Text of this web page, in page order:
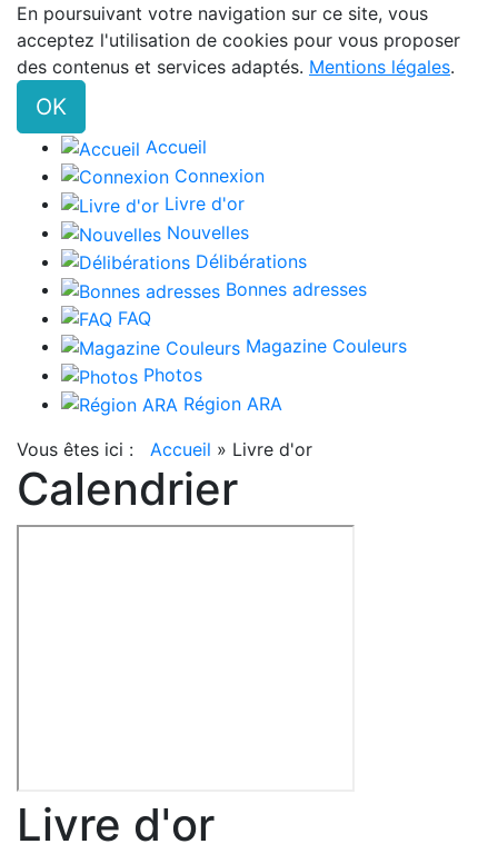
En poursuivant votre navigation sur ce site, vous
acceptez l'utilisation de cookies pour vous proposer
des contenus et services adaptés. Mentions légales.
OK
Accueil
Connexion
Livre d'or
Nouvelles
Délibérations
Bonnes adresses
FAQ
Magazine Couleurs
Photos
Région ARA
Vous êtes ici : Accueil » Livre d'or
Calendrier
Livre d'or